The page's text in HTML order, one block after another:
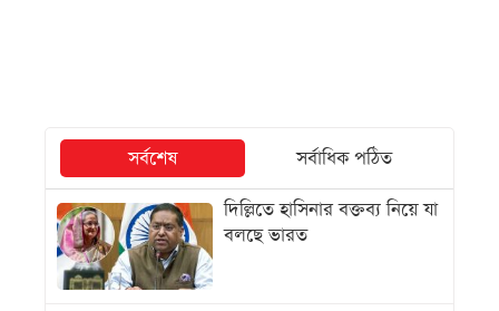
সর্বশেষ
সর্বাধিক পঠিত
দিল্লিতে হাসিনার বক্তব্য নিয়ে যা
বলছে ভারত